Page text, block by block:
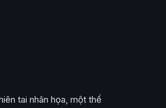
tai nhân họa, một thế